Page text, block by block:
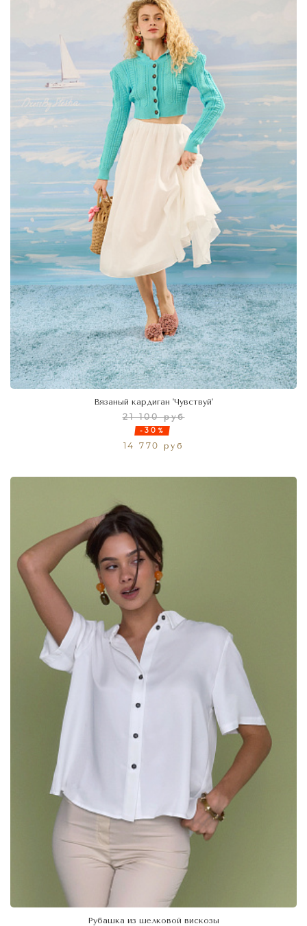
Вязаный кардиган 'Чувствуй'
21 100 руб
-30%
14 770 руб
Рубашка из шелковой вискозы